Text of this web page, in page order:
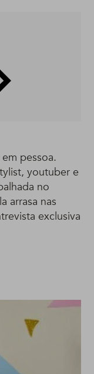
pessoa.
youtuber e
no
arrasa nas
exclusiva